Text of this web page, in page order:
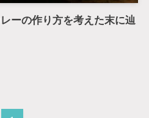
ーの作り方を考えた末に辿